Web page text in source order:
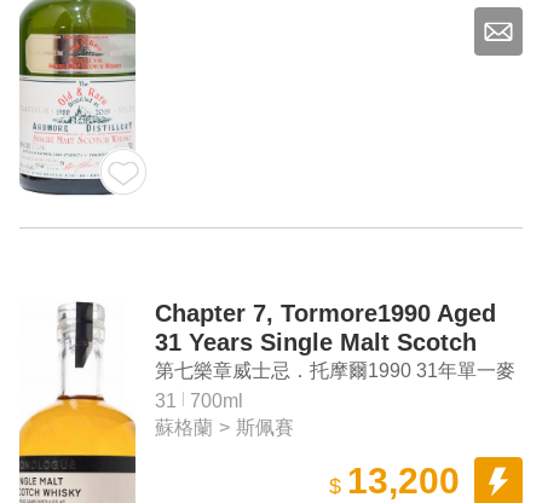
Chapter 7, Tormore1990 Aged
31 Years Single Malt Scotch
Whisky
第七樂章威士忌．托摩爾1990 31年單一麥
芽蘇格蘭威士忌
31
700ml
蘇格蘭 > 斯佩賽
$ 13,200